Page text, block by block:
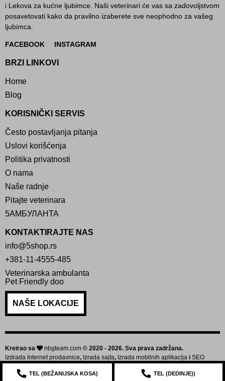
i Lekova za kućne ljubimce. Naši veterinari će vas sa zadovoljstvom
posavetovati kako da pravilno izaberete sve neophodno za vašeg
ljubimca.
FACEBOOK INSTAGRAM
BRZI LINKOVI
Home
Blog
KORISNIČKI SERVIS
Često postavljanja pitanja
Uslovi korišćenja
Politika privatnosti
O nama
Naše radnje
Pitajte veterinara
5АМБУЛАНТА
KONTAKTIRAJTE NAS
info@5shop.rs
+381-11-4555-485
Veterinarska ambulanta
Pet Friendly doo
NAŠE LOKACIJE
Kreirao sa nbgteam.com © 2020 - 2026. Sva prava zadržana.
Izdrada Internet prodavnice, Izrada sajta, Izrada mobilnih aplikacija i SEO
TEL (BEŽANIJSKA KOSA) TEL (DEDINJE))